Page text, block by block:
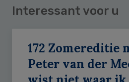
Interessant voor u
172 Zomereditie
Peter van der